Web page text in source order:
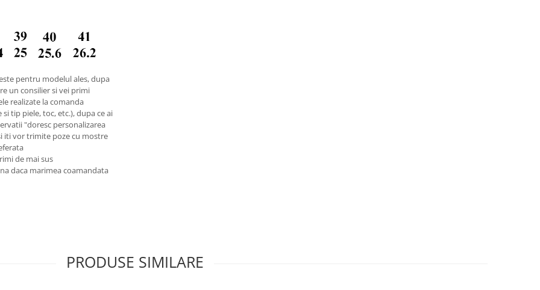
pentru modelul ales, dupa
un consilier si vei primi
realizate la comanda
tip piele, toc, etc.), dupa ce ai
"doresc personalizarea
iti vor trimite poze cu mostre
de mai sus
daca marimea coamandata
PRODUSE SIMILARE